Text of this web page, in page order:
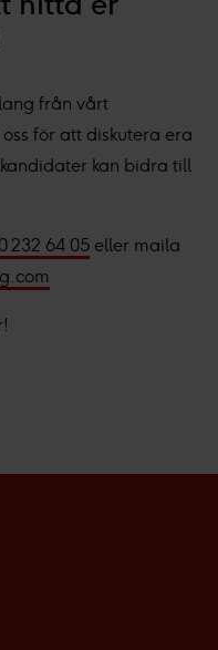
och klicka
cookies och annan
insamlade datan
intresse för
statistik från
, insikt- och
från vårt
för att diskutera era
kan bidra till
232 64 05 eller maila